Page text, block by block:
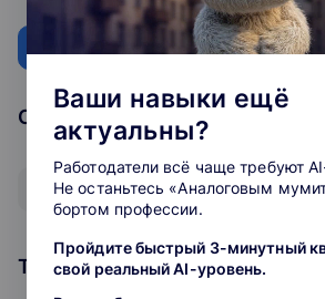
Оставить отзыв
Отзывы отзывов
Показать все
Топ школ 78 организаций
Ваши навыки ещё
актуальны?
Работодатели всё чаще требуют
Не останьтесь «Аналоговым
бортом профессии.
Пройдите быстрый 3-минутный
свой реальный AI-уровень.